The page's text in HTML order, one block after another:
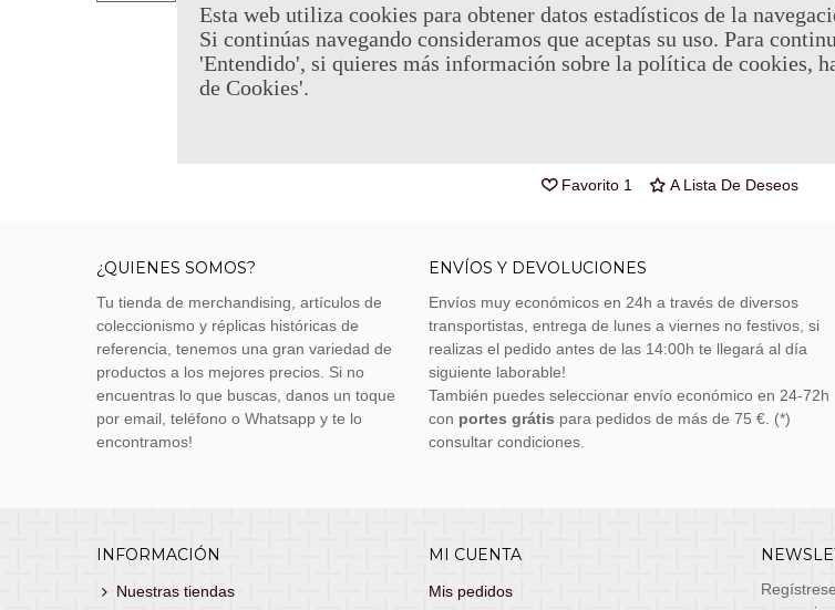
Al comprar este producto puedes juntar
cesta sera de4puntos de fidelidadque
de € 0.03.
Favorito 1 A Lista De Deseos
¿QUIENES SOMOS?
Tu tienda de merchandising, artículos de
coleccionismo y réplicas históricas de
referencia, tenemos una gran variedad de
productos a los mejores precios. Si no
encuentras lo que buscas, danos un toque
por email, teléfono o Whatsapp y te lo
encontramos!
ENVÍOS Y DEVOLUCIONES
Envíos muy económicos en 24h a través de diversos
transportistas, entrega de lunes a viernes no festivos, si
realizas el pedido antes de las 14:00h te llegará al día
siguiente laborable!
También puedes seleccionar envío económico en 24-72h
con portes grátis para pedidos de más de 75 €. (*)
consultar condiciones.
INFORMACIÓN
Nuestras tiendas
MI CUENTA
Mis pedidos
Esta web utiliza cookies para obtener datos estadísticos de la
Si continúas navegando consideramos que aceptas su uso. Para
'Entendido', si quieres más información sobre la política de cookies,
de Cookies'.